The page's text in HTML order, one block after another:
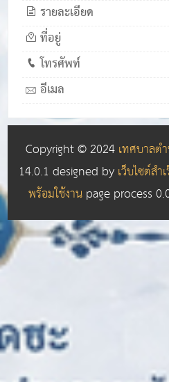
รายละเอียด
ที่อยู่
โทรศัพท์
อีเมล
Copyright © 2024เทศบาลต
14.0.1 designed byเว็บไซต์สำ
พร้อมใช้งานpage process